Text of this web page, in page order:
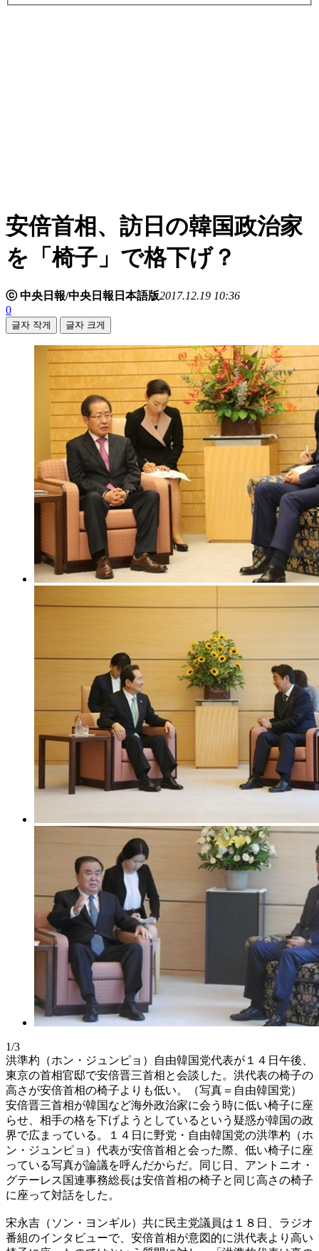
安倍首相、訪日の韓国政治家
を「椅子」で格下げ？
ⓒ 中央日報/中央日報日本語版2017.12.19 10:36
0
글자 작게 글자 크게
1/3
洪準杓（ホン・ジュンピョ）自由韓国党代表が１４日午後、
東京の首相官邸で安倍晋三首相と会談した。洪代表の椅子の
高さが安倍首相の椅子よりも低い。（写真＝自由韓国党）
安倍晋三首相が韓国など海外政治家に会う時に低い椅子に座
らせ、相手の格を下げようとしているという疑惑が韓国の政
界で広まっている。１４日に野党・自由韓国党の洪準杓（ホ
ン・ジュンピョ）代表が安倍首相と会った際、低い椅子に座
っている写真が論議を呼んだからだ。同じ日、アントニオ・
グテーレス国連事務総長は安倍首相の椅子と同じ高さの椅子
に座って対話をした。
宋永吉（ソン・ヨンギル）共に民主党議員は１８日、ラジオ
番組のインタビューで、安倍首相が意図的に洪代表より高い